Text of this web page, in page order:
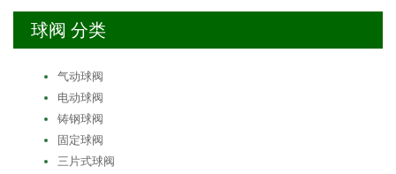
球阀 分类
气动球阀
电动球阀
铸钢球阀
固定球阀
三片式球阀